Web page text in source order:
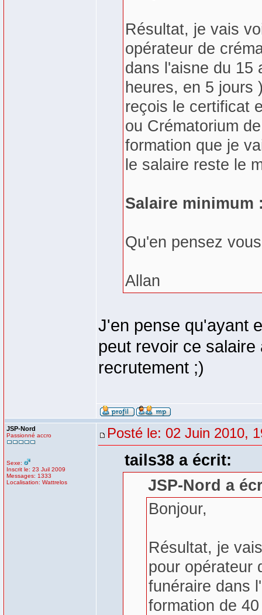
Résultat, je vais
opérateur de
dans l'aisne du 15
heures, en 5 jours
reçois le certificat
ou Crématorium
formation que je
le salaire reste le
Salaire minimum
Qu'en pensez
Allan
J'en pense qu'ayant
peut revoir ce
recrutement ;)
JSP-Nord
Passionné accro
Sexe:
Inscrit le: 23 Juil 2009
Messages: 1333
Localisation: Wattrelos
Posté le: 02 Juin 2010,
tails38 a écrit:
JSP-Nord a
Bonjour,
Résultat, je
pour opérateur
funéraire dans
formation de